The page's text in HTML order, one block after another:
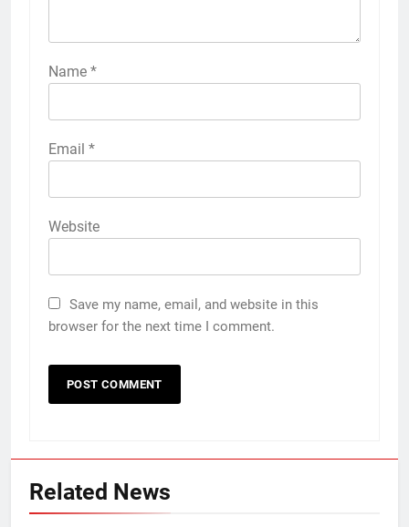
Name *
Email *
Website
Save my name, email, and website in this
browser for the next time I comment.
Related News